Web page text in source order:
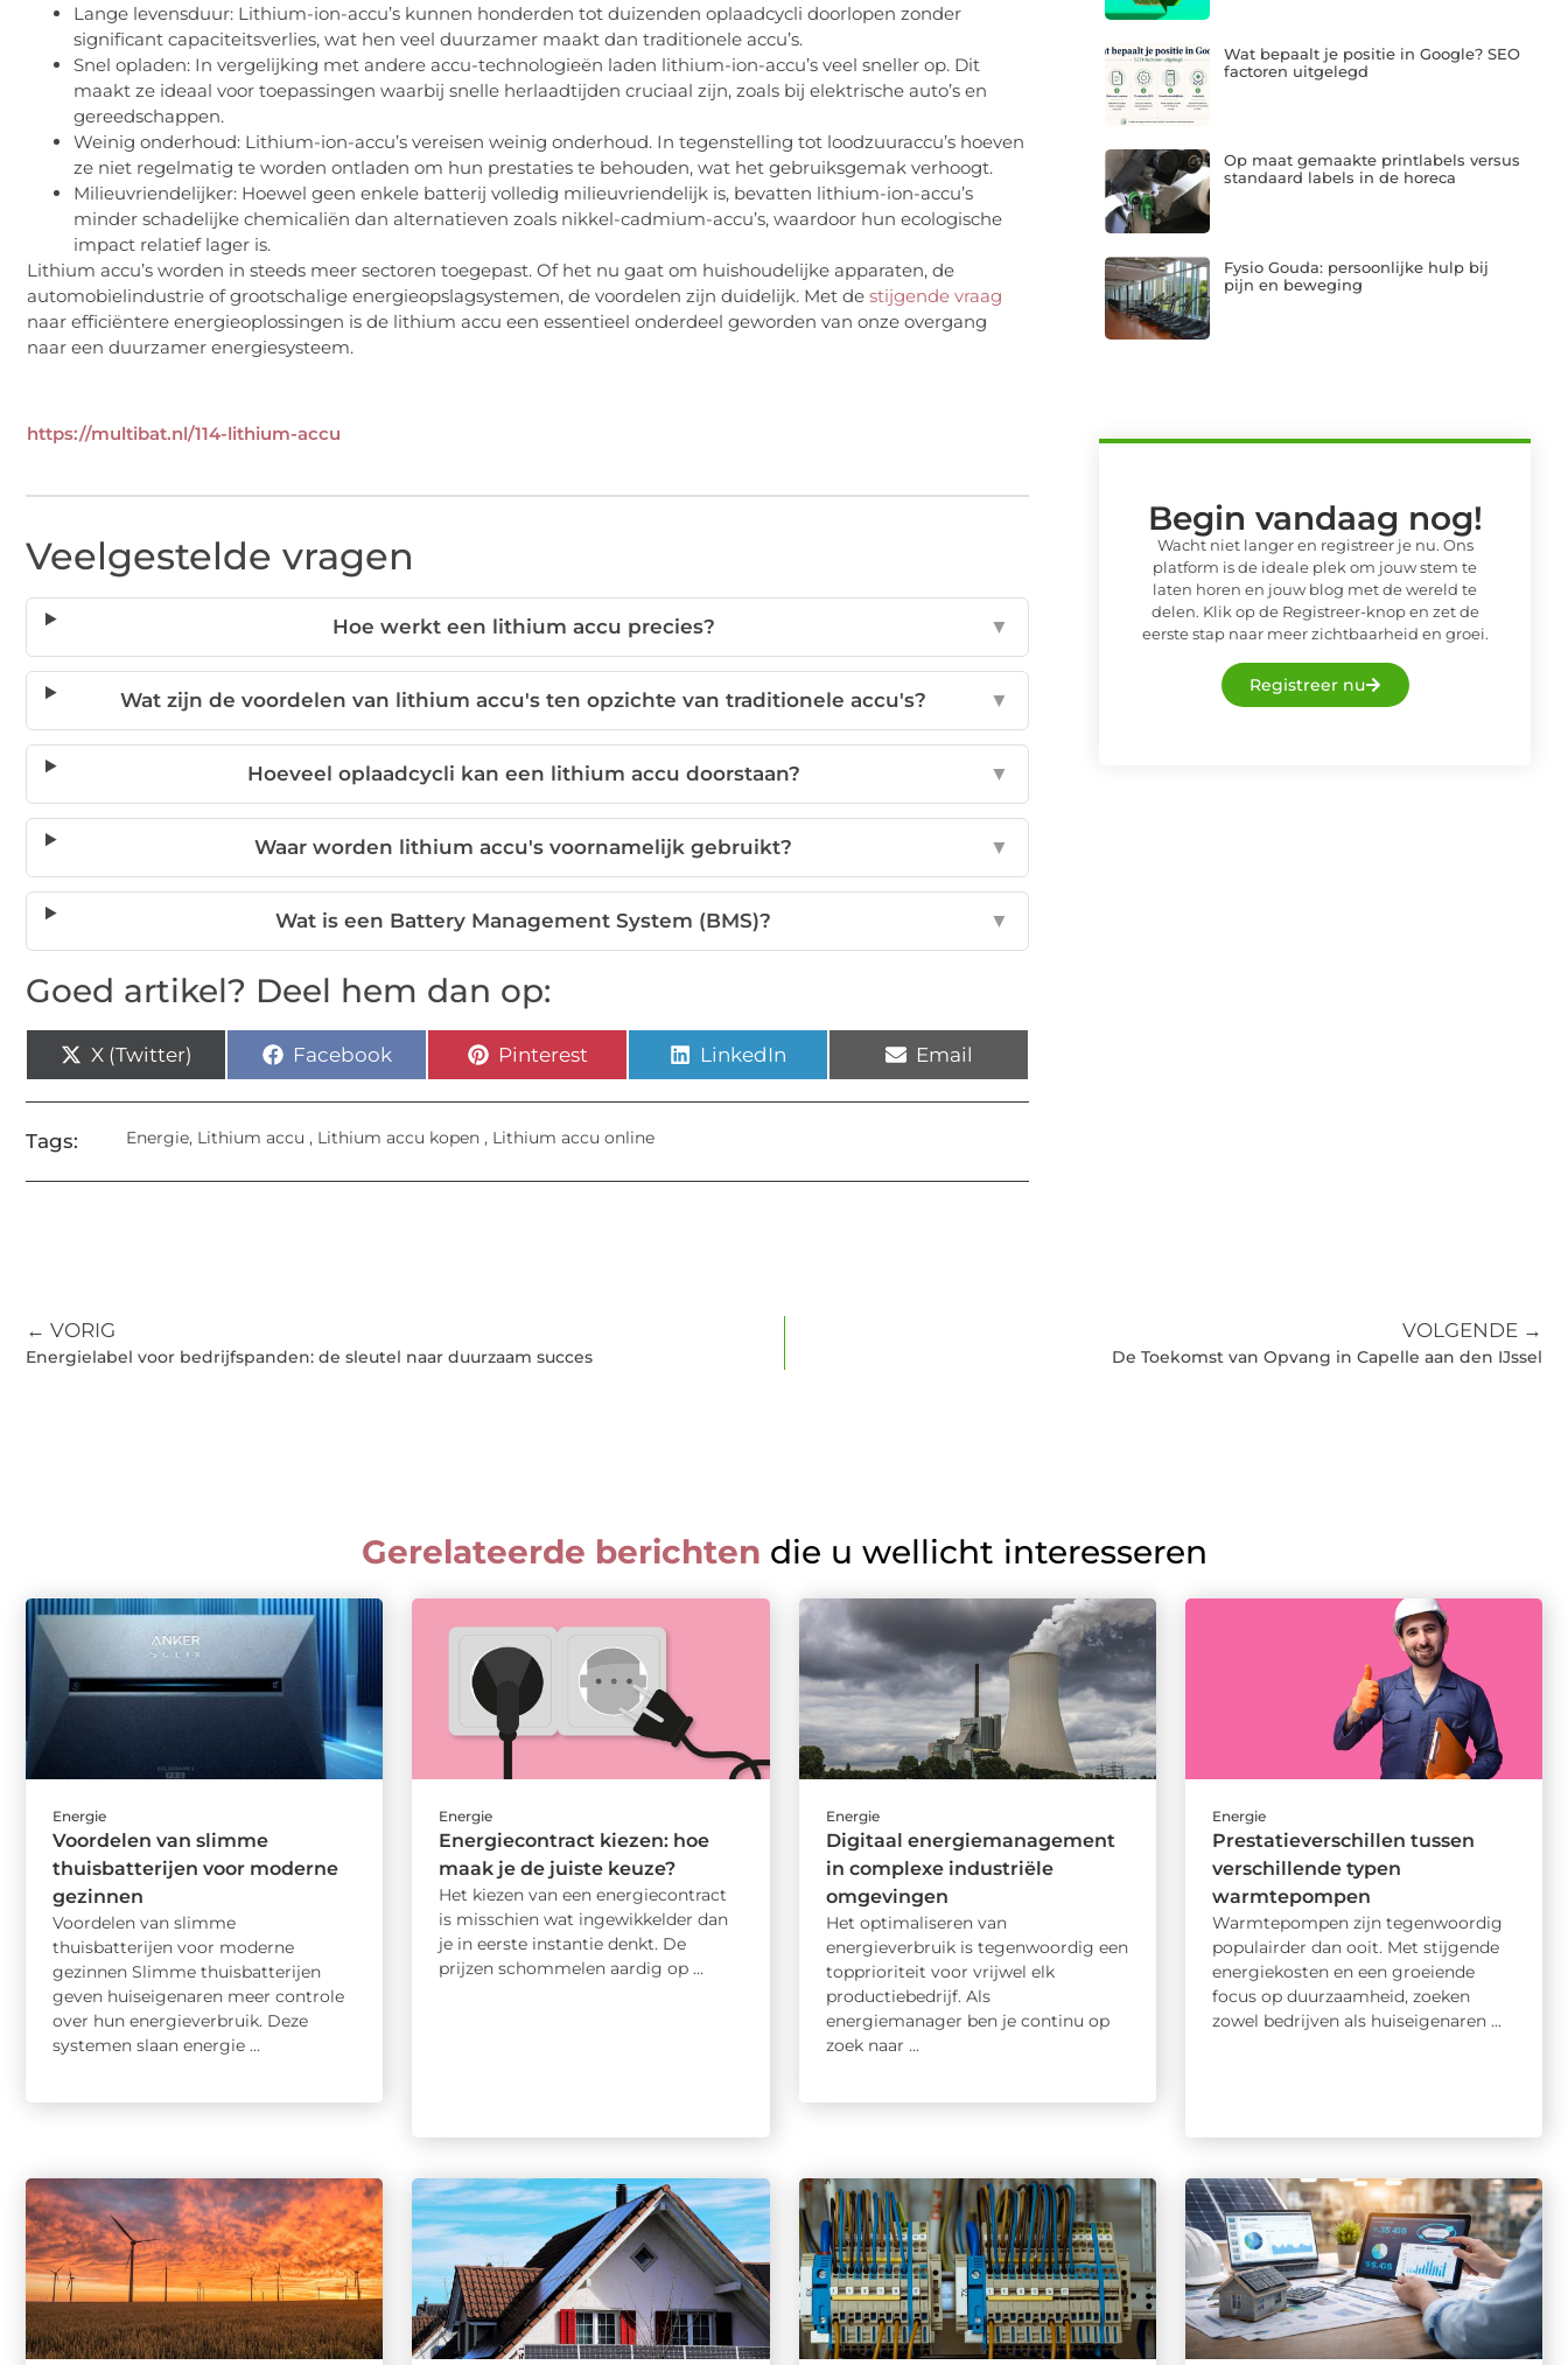
Lange levensduur: Lithium-ion-accu’s kunnen honderden tot duizenden oplaadcycli doorlopen zonder
significant capaciteitsverlies, wat hen veel duurzamer maakt dan traditionele accu’s.
Snel opladen: In vergelijking met andere accu-technologieën laden lithium-ion-accu’s veel sneller op. Dit
maakt ze ideaal voor toepassingen waarbij snelle herlaadtijden cruciaal zijn, zoals bij elektrische auto’s en
gereedschappen.
Weinig onderhoud: Lithium-ion-accu’s vereisen weinig onderhoud. In tegenstelling tot loodzuuraccu’s hoeven
ze niet regelmatig te worden ontladen om hun prestaties te behouden, wat het gebruiksgemak verhoogt.
Milieuvriendelijker: Hoewel geen enkele batterij volledig milieuvriendelijk is, bevatten lithium-ion-accu’s
minder schadelijke chemicaliën dan alternatieven zoals nikkel-cadmium-accu’s, waardoor hun ecologische
impact relatief lager is.
Lithium accu’s worden in steeds meer sectoren toegepast. Of het nu gaat om huishoudelijke apparaten, de
automobielindustrie of grootschalige energieopslagsystemen, de voordelen zijn duidelijk. Met de stijgende vraag
naar efficiëntere energieoplossingen is de lithium accu een essentieel onderdeel geworden van onze overgang
naar een duurzamer energiesysteem.
https://multibat.nl/114-lithium-accu
Veelgestelde vragen
Hoe werkt een lithium accu precies? ▼
Wat zijn de voordelen van lithium accu's ten opzichte van traditionele accu's? ▼
Hoeveel oplaadcycli kan een lithium accu doorstaan? ▼
Waar worden lithium accu's voornamelijk gebruikt? ▼
Wat is een Battery Management System (BMS)? ▼
Goed artikel? Deel hem dan op:
X (Twitter) Facebook Pinterest LinkedIn Email
Tags: Energie, Lithium accu , Lithium accu kopen , Lithium accu online
Wat bepaalt je positie in Google? SEO
factoren uitgelegd
Op maat gemaakte printlabels versus
standaard labels in de horeca
Fysio Gouda: persoonlijke hulp bij
pijn en beweging
Begin vandaag nog!
Wacht niet langer en registreer je nu. Ons
platform is de ideale plek om jouw stem te
laten horen en jouw blog met de wereld te
delen. Klik op de Registreer-knop en zet de
eerste stap naar meer zichtbaarheid en groei.
Registreer nu
← VORIG
Energielabel voor bedrijfspanden: de sleutel naar duurzaam succes
VOLGENDE →
De Toekomst van Opvang in Capelle aan den IJssel
Gerelateerde berichten die u wellicht interesseren
Energie
Voordelen van slimme
thuisbatterijen voor moderne
gezinnen
Voordelen van slimme
thuisbatterijen voor moderne
gezinnen Slimme thuisbatterijen
geven huiseigenaren meer controle
over hun energieverbruik. Deze
systemen slaan energie ...
Energie
Energiecontract kiezen: hoe
maak je de juiste keuze?
Het kiezen van een energiecontract
is misschien wat ingewikkelder dan
je in eerste instantie denkt. De
prijzen schommelen aardig op ...
Energie
Digitaal energiemanagement
in complexe industriële
omgevingen
Het optimaliseren van
energieverbruik is tegenwoordig een
topprioriteit voor vrijwel elk
productiebedrijf. Als
energiemanager ben je continu op
zoek naar ...
Energie
Prestatieverschillen tussen
verschillende typen
warmtepompen
Warmtepompen zijn tegenwoordig
populairder dan ooit. Met stijgende
energiekosten en een groeiende
focus op duurzaamheid, zoeken
zowel bedrijven als huiseigenaren ...